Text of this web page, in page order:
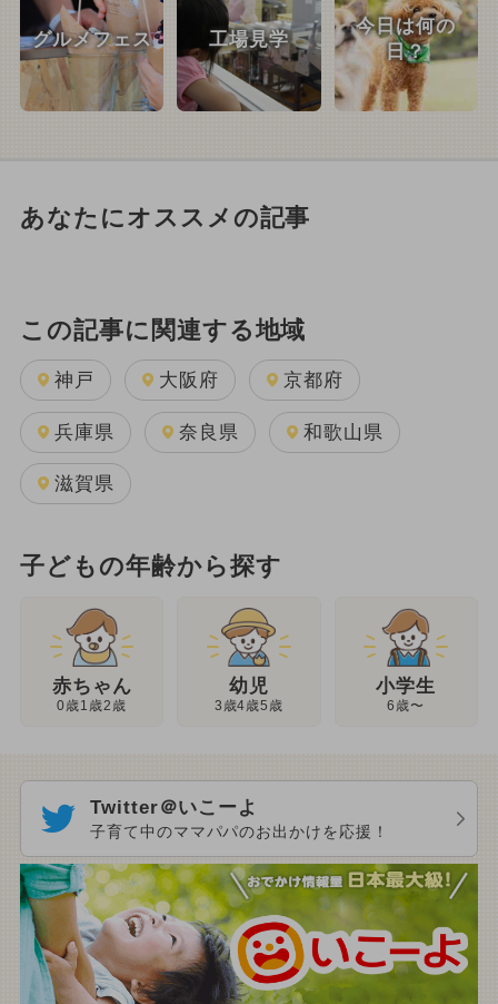
グルメフェス 工場見学
今日は何の
日？
あなたにオススメの記事
この記事に関連する地域
神戸 大阪府 京都府
兵庫県 奈良県 和歌山県
滋賀県
子どもの年齢から探す
赤ちゃん
0歳1歳2歳
幼児
3歳4歳5歳
小学生
6歳〜
Twitter＠いこーよ
子育て中のママパパのお出かけを応援！